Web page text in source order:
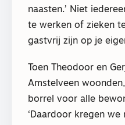
naasten.’ Niet
te werken of zieken
gastvrij zijn op je
Toen Theodoor en
Amstelveen
borrel voor alle
‘Daardoor kregen